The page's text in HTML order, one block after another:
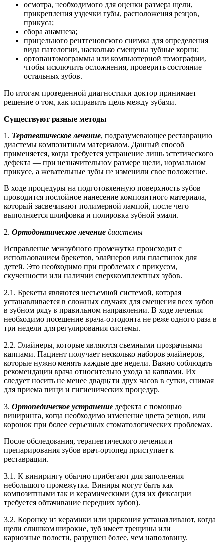
осмотра, необходимого для оценки размера щели,
прикрепления уздечки губы, расположения резцов,
прикуса;
сбора анамнеза;
прицельного рентгеновского снимка для определения
вида патологии, насколько смещены зубные корни;
ортопантомограммы или компьютерной томографии,
чтобы исключить осложнения, проверить состояние
остальных зубов.
По итогам проведенной диагностики доктор принимает
решение о том, как исправить щель между зубами.
Существуют разные методы
1. Терапевтическое лечение, подразумевающее реставрацию
диастемы композитным материалом. Данный способ
применяется, когда требуется устранение лишь эстетического
дефекта — при незначительном размере щели, нормальном
прикусе, а жевательные зубы не изменили свое положение.
В ходе процедуры на подготовленную поверхность зубов
проводится послойное нанесение композитного материала,
который засвечивают полимерной лампой, после чего
выполняется шлифовка и полировка зубной эмали.
2. Ортодонтическое лечение диастемы
Исправление межзубного промежутка происходит с
использованием брекетов, элайнеров или пластинок для
детей. Это необходимо при проблемах с прикусом,
скученности или наличии сверхкомплектных зубов.
2.1. Брекеты являются несъемной системой, которая
устанавливается в сложных случаях для смещения всех зубов
в зубном ряду в правильном направлении. В ходе лечения
необходимо посещение врача-ортодонта не реже одного раза в
три недели для регулирования системы.
2.2. Элайнеры, которые являются съемными прозрачными
каппами. Пациент получает несколько наборов элайнеров,
которые нужно менять каждые две недели. Важно соблюдать
рекомендации врача относительно ухода за каппами. Их
следует носить не менее двадцати двух часов в сутки, снимая
для приема пищи и гигиенических процедур.
3. Ортопедическое устранение дефекта с помощью
виниринга, когда необходимо изменение цвета резцов, или
коронок при более серьезных стоматологических проблемах.
После обследования, терапевтического лечения и
препарирования зубов врач-ортопед приступает к
реставрации.
3.1. К винирингу обычно прибегают для заполнения
небольшого промежутка. Виниры могут быть как
композитными так и керамическими (для их фиксации
требуется обтачивание передних зубов).
3.2. Коронку из керамики или циркония устанавливают, когда
щели слишком широкие, зуб имеет трещины или
кариозные полости, разрушен более, чем наполовину.